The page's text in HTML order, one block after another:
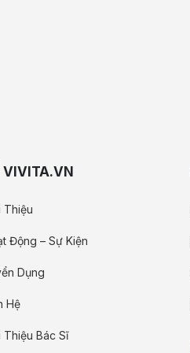
VIVITA.VN
Thiệu
Động – Sự Kiện
Dụng
Hệ
Thiệu Bác Sĩ